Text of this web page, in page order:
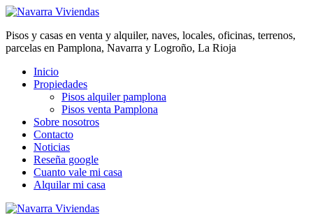
Pisos y casas en venta y alquiler, naves, locales, oficinas, terrenos,
parcelas en Pamplona, Navarra y Logroño, La Rioja
Inicio
Propiedades
Pisos alquiler pamplona
Pisos venta Pamplona
Sobre nosotros
Contacto
Noticias
Reseña google
Cuanto vale mi casa
Alquilar mi casa